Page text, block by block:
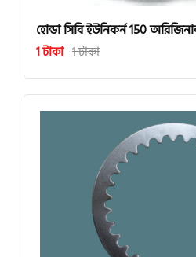
হোন্ডা সিবি ইউনিকর্ন 150
1 টাকা 1 টাকা